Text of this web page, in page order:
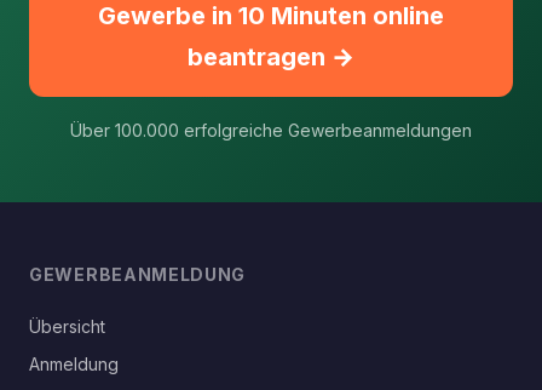
Gewerbe in 10 Minuten online
beantragen →
Über 100.000 erfolgreiche Gewerbeanmeldungen
GEWERBEANMELDUNG
Übersicht
Anmeldung